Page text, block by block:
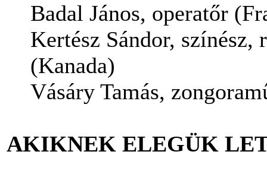
Badal János, operatőr
Kertész Sándor, színész,
(Kanada)
Vásáry Tamás,
AKIKNEK ELEGÜK